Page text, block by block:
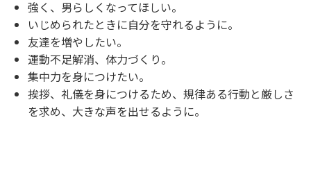
強く、男らしくなってほしい。
いじめられたときに自分を守れるように。
友達を増やしたい。
運動不足解消、体力づくり。
集中力を身につけたい。
挨拶、礼儀を身につけるため、規律ある行動と厳しさ
を求め、大きな声を出せるように。